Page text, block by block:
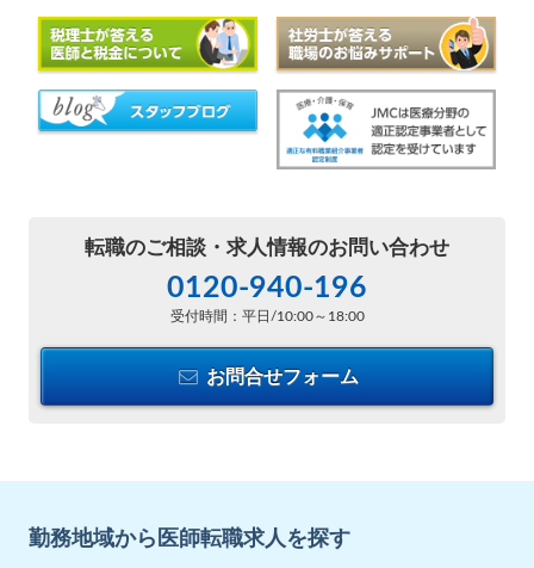
転職のご相談・ 求人情報のお問い合わせ
0120-940-196
受付時間：平日/10:00～18:00
お問合せフォーム
勤務地域から医師転職求人を探す